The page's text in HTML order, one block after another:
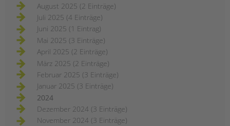
August 2025 (2 Einträge)
Juli 2025 (4 Einträge)
Juni 2025 (1 Eintrag)
Mai 2025 (3 Einträge)
April 2025 (2 Einträge)
März 2025 (2 Einträge)
Februar 2025 (3 Einträge)
Januar 2025 (3 Einträge)
2024
Dezember 2024 (3 Einträge)
November 2024 (3 Einträge)